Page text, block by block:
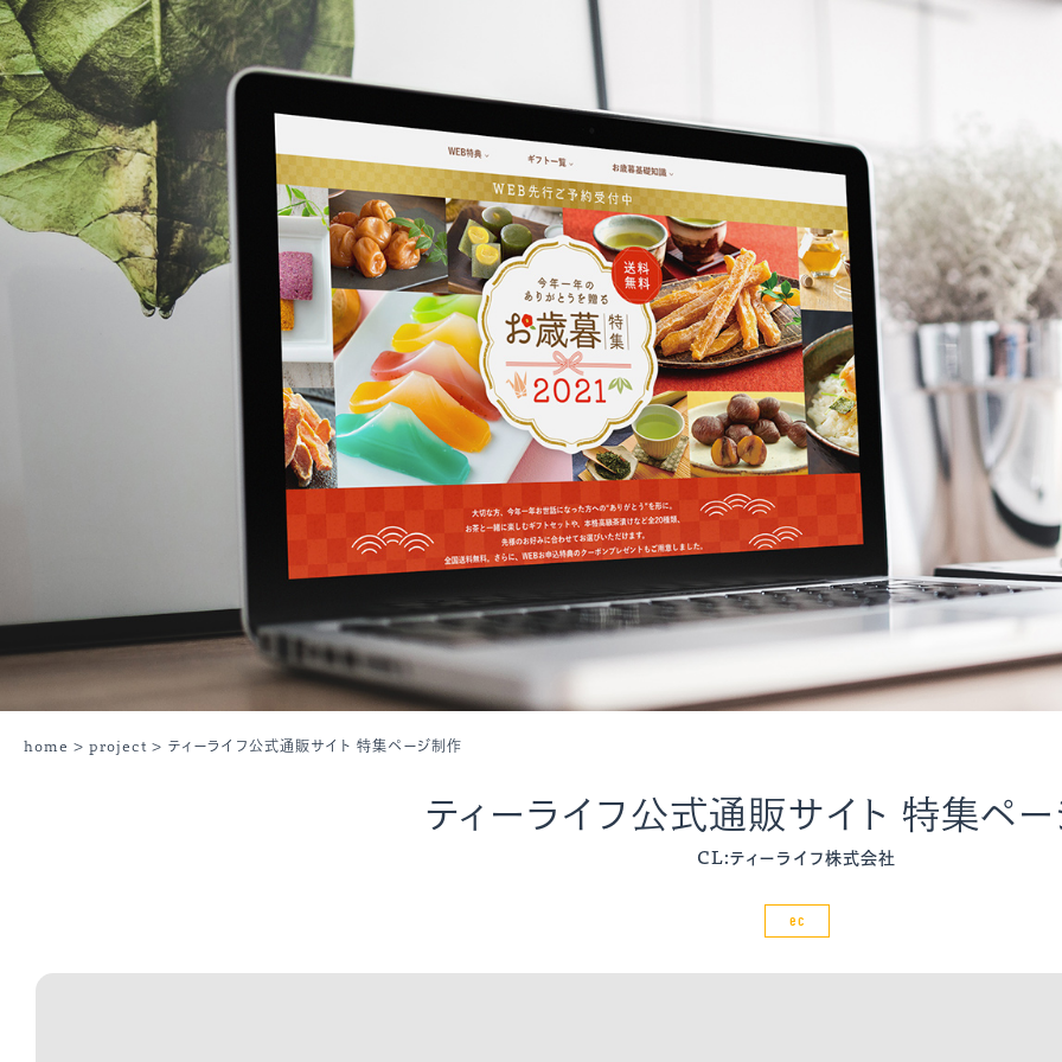
home > project > ティーライフ公式通販サイト 特集ページ制作
ティーライフ公式通販サイト 特集ペ
CL:ティーライフ株式会社
ec